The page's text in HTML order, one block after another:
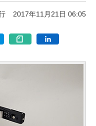
2017年11月21日 06:05